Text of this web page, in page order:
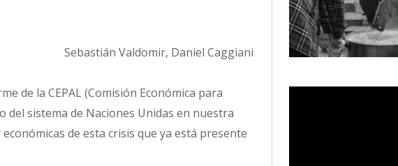
Sebastián Valdomir, Daniel Caggiani
de la CEPAL (Comisión Económica para
del sistema de Naciones Unidas en nuestra
de esta crisis que ya está presente